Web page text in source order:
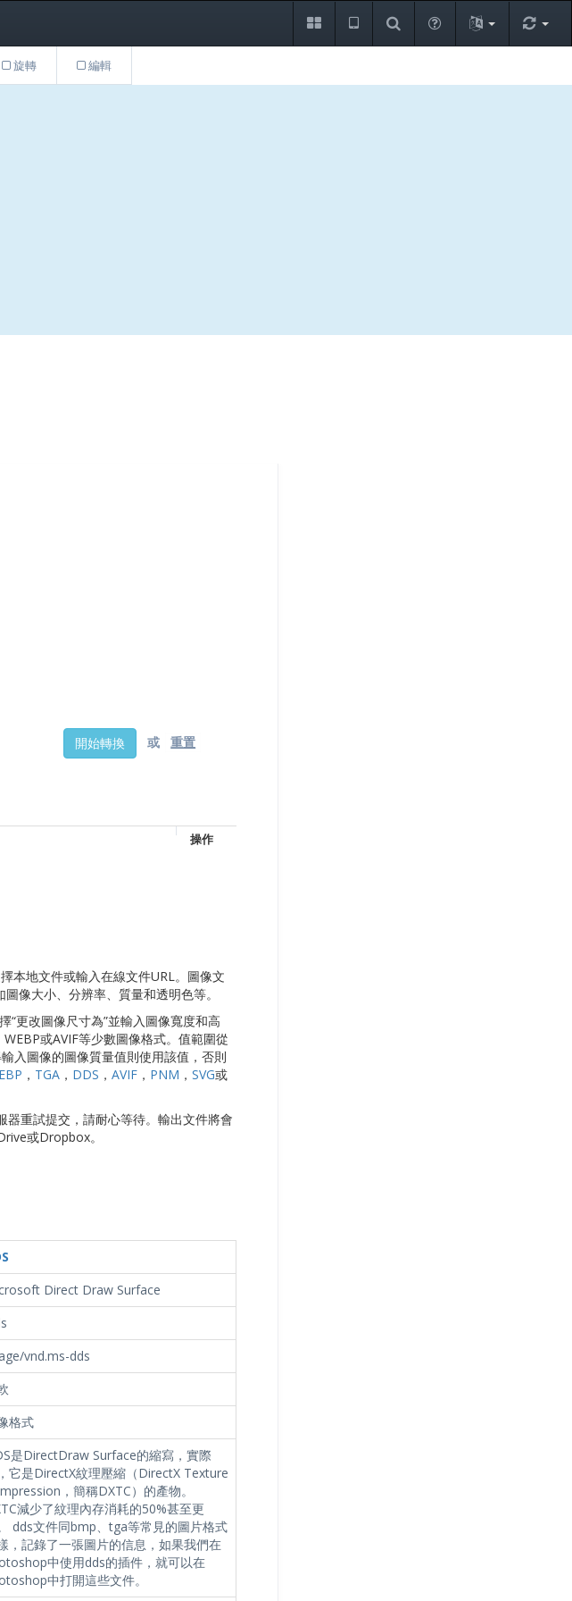
旋轉 編輯
或
操作
本地文件或輸入在線文件URL。圖像文
像大小、分辨率、質量和透明色等。
“更改圖像尺寸為”並輸入圖像寬度和高
或AVIF等少數圖像格式。值範圍從
入圖像的圖像質量值則使用該值，否則
， TGA， DDS ， AVIF， PNM ， SVG或
器重試提交，請耐心等待。輸出文件將會
或Dropbox。
Direct Draw Surface
vnd.ms-dds
格式
是DirectDraw Surface的縮寫，實際
它是DirectX紋理壓縮（DirectX Texture
，簡稱DXTC）的產物。
減少了紋理內存消耗的50%甚至更
dds文件同bmp、tga等常見的圖片格式
，記錄了一張圖片的信息，如果我們在
中使用dds的插件，就可以在
中打開這些文件。